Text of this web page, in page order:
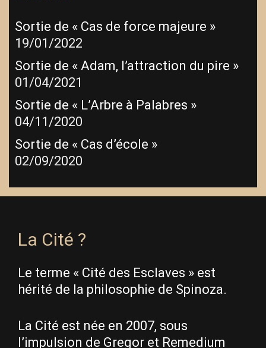
Sortie de « Cas de force majeure »
19/01/2022
Sortie de « Adam, l’attraction du pire »
01/04/2021
Sortie de « L’Arbre à Palabres »
04/11/2020
Sortie de « Cas d’école »
02/09/2020
La Cité ?
Le terme « Cité des Esclaves » est
hérité de la philosophie de Spinoza.
La Cité est née en 2007, sous
l’impulsion de Gregor et Remedium